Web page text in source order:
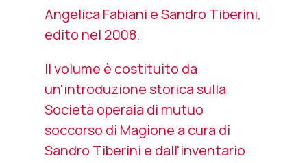
Angelica Fabiani e Sandro Tiberini,
edito nel 2008.
Il volume è costituito da
un'introduzione storica sulla
Società operaia di mutuo
soccorso di Magione a cura di
Sandro Tiberini e dall'inventario